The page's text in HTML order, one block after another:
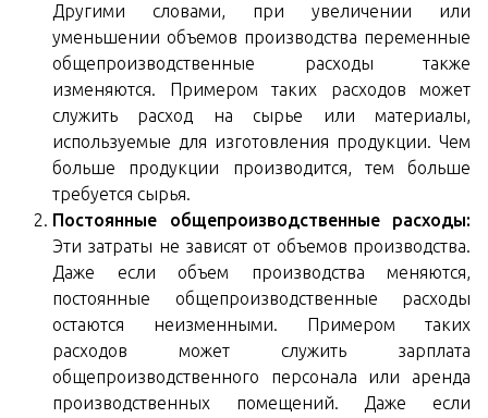
Другими словами, при увеличении или
уменьшении объемов производства переменные
общепроизводственные расходы также
изменяются. Примером таких расходов может
служить расход на сырье или материалы,
используемые для изготовления продукции. Чем
больше продукции производится, тем больше
требуется сырья.
Постоянные общепроизводственные расходы:
Эти затраты не зависят от объемов производства.
Даже если объем производства меняются,
постоянные общепроизводственные расходы
остаются неизменными. Примером таких
расходов может служить зарплата
общепроизводственного персонала или аренда
производственных помещений. Даже если